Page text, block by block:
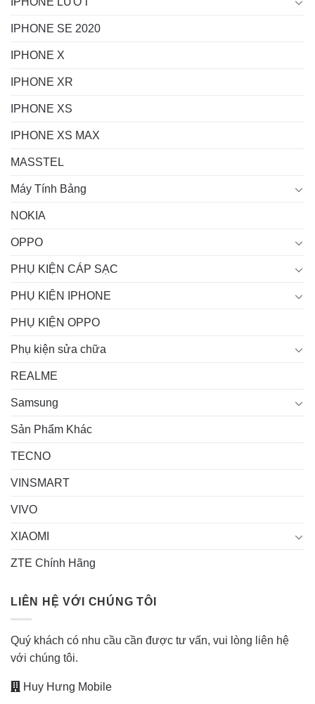
IPHONE SE 2020
IPHONE X
IPHONE XR
IPHONE XS
IPHONE XS MAX
MASSTEL
Máy Tính Bảng
NOKIA
OPPO
PHỤ KIỆN CÁP SẠC
PHỤ KIỆN IPHONE
PHỤ KIỆN OPPO
Phụ kiện sửa chữa
REALME
Samsung
Sản Phẩm Khác
TECNO
VINSMART
VIVO
XIAOMI
ZTE Chính Hãng
LIÊN HỆ VỚI CHÚNG TÔI
Quý khách có nhu cầu cần được tư vấn, vui lòng liên hệ
với chúng tôi.
Huy Hưng Mobile